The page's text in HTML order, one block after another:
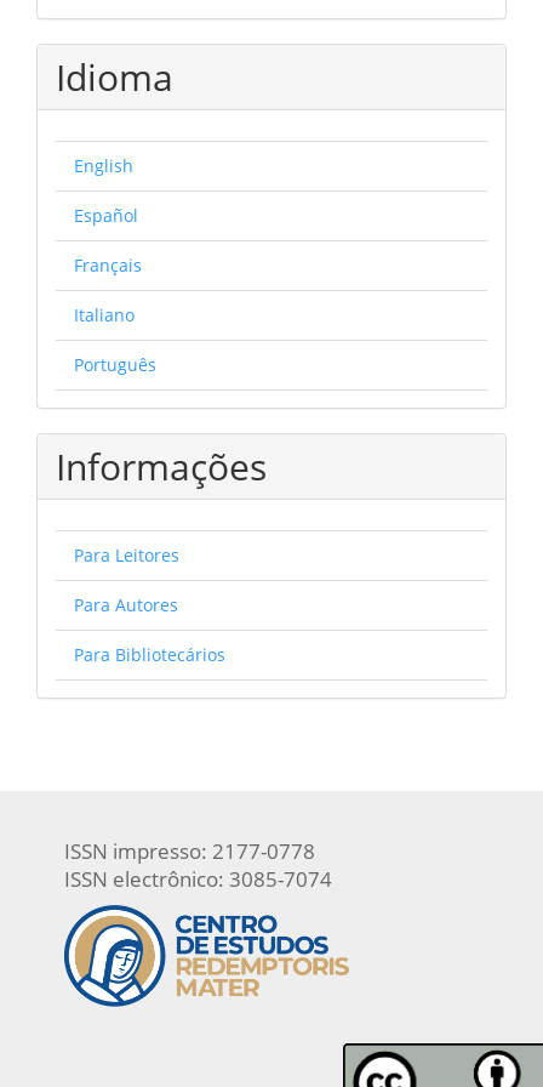
Idioma
English
Español
Français
Italiano
Português
Informações
Para Leitores
Para Autores
Para Bibliotecários
ISSN impresso: 2177-0778
ISSN electrônico: 3085-7074